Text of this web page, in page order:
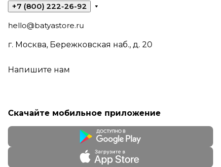
+7 (800) 222-26-92
hello@batyastore.ru
г. Москва, Бережковская наб., д. 20
Напишите нам
Скачайте мобильное приложение